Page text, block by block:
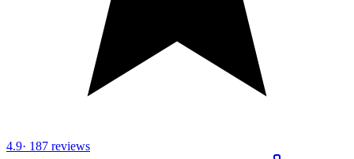
4.9· 187 reviews